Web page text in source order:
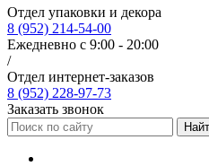
Отдел упаковки и декора
8 (952) 214-54-00
Ежедневно с 9:00 - 20:00
/
Отдел интернет-заказов
8 (952) 228-97-73
Заказать звонок